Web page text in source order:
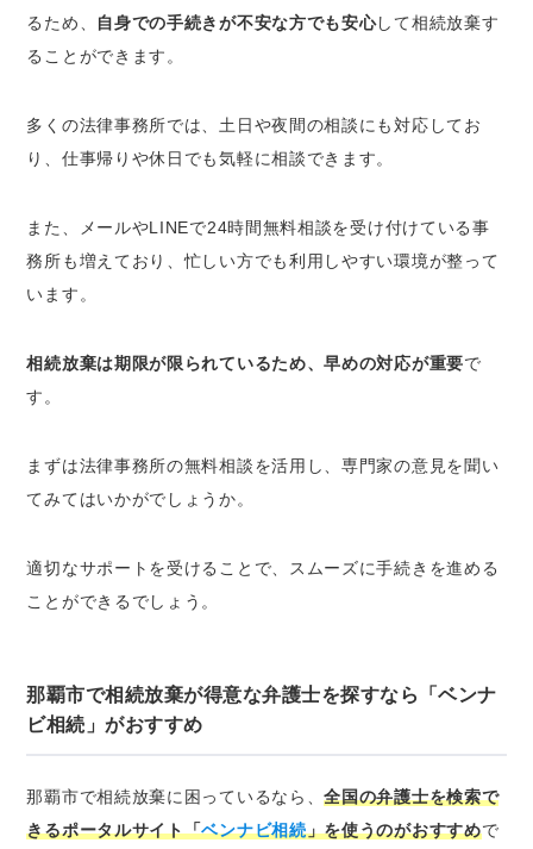
るため、
自身での手続きが不安な方でも安心して相続放棄す
ることができます。
多くの法律事務所では、土日や夜間の相談にも対応してお
り、仕事帰りや休日でも気軽に相談できます。
また、メールやLINEで24時間無料相談を受け付けている事
務所も増えており、忙しい方でも利用しやすい環境が整って
います。
相続放棄は期限が限られているため、早めの対応が重要で
す。
まずは法律事務所の無料相談を活用し、専門家の意見を聞い
てみてはいかがでしょうか。
適切なサポートを受けることで、スムーズに手続きを進める
ことができるでしょう。
那覇市で相続放棄が得意な弁護士を探すなら「ベンナ
ビ相続」がおすすめ
那覇市で相続放棄に困っているなら、全国の弁護士を検索で
きるポータルサイト「ベンナビ相続」を使うのがおすすめで